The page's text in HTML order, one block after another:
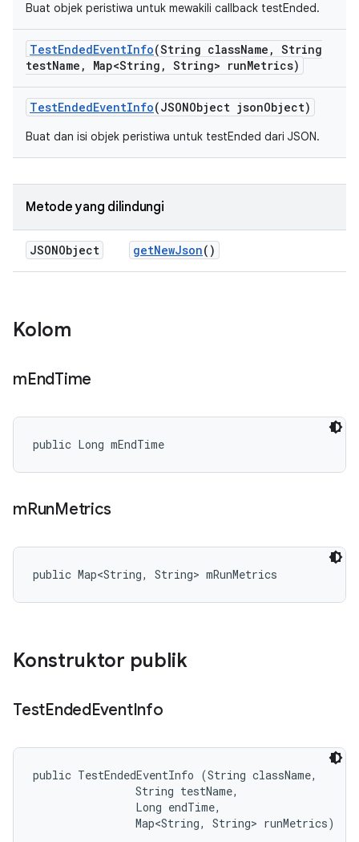
Buat objek peristiwa untuk mewakili callback testEnded.
TestEndedEventInfo(String className , String
testName , Map<String , String> runMetrics)
TestEndedEventInfo(JSONObject jsonObject)
Buat dan isi objek peristiwa untuk testEnded dari JSON.
Metode yang dilindungi
JSONObject getNewJson()
Kolom
mEndTime
public Long mEndTime
mRunMetrics
public Map<String, String> mRunMetrics
Konstruktor publik
TestEndedEventInfo
public TestEndedEventInfo (String className,
                String testName,
                Long endTime,
                Map<String, String> runMetrics)